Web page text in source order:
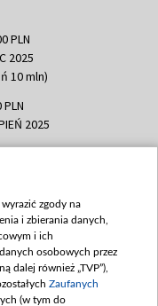
PLN
2025
10 mln)
2025
350
2025
zgody na
i zbierania danych,
i ich
osobowych przez
dalej również „TVP”),
Zaufanych
(w tym do